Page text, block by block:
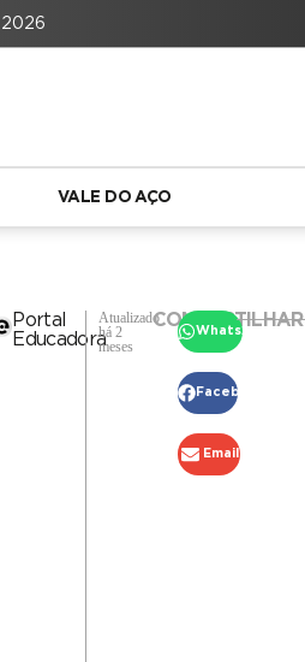
VALE DO AÇO
Portal
Educadora
Atualizado
há 2
meses
COMPARTILHAR
WhatsApp
Facebook
Email